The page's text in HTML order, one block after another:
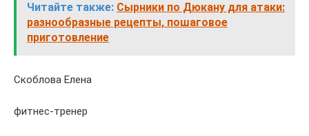
Читайте также: Сырники по Дюкану для атаки:
разнообразные рецепты, пошаговое
приготовление
Скоблова Елена
фитнес-тренер